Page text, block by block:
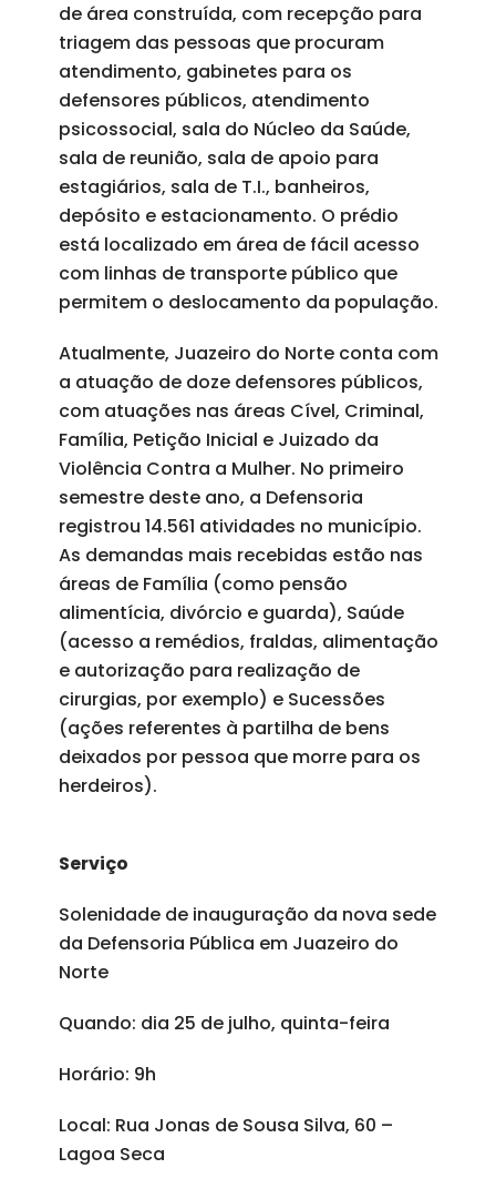
de área construída, com recepção para
triagem das pessoas que procuram
atendimento, gabinetes para os
defensores públicos, atendimento
psicossocial, sala do Núcleo da Saúde,
sala de reunião, sala de apoio para
estagiários, sala de T.I., banheiros,
depósito e estacionamento. O prédio
está localizado em área de fácil acesso
com linhas de transporte público que
permitem o deslocamento da população.
Atualmente, Juazeiro do Norte conta com
a atuação de doze defensores públicos,
com atuações nas áreas Cível, Criminal,
Família, Petição Inicial e Juizado da
Violência Contra a Mulher. No primeiro
semestre deste ano, a Defensoria
registrou 14.561 atividades no município.
As demandas mais recebidas estão nas
áreas de Família (como pensão
alimentícia, divórcio e guarda), Saúde
(acesso a remédios, fraldas, alimentação
e autorização para realização de
cirurgias, por exemplo) e Sucessões
(ações referentes à partilha de bens
deixados por pessoa que morre para os
herdeiros).
Serviço
Solenidade de inauguração da nova sede
da Defensoria Pública em Juazeiro do
Norte
Quando: dia 25 de julho, quinta-feira
Horário: 9h
Local: Rua Jonas de Sousa Silva, 60 –
Lagoa Seca